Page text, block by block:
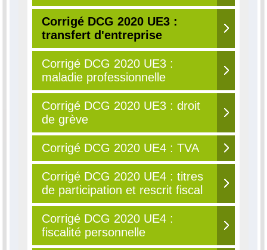
Corrigé DCG 2020 UE3 :
transfert d'entreprise
Corrigé DCG 2020 UE3 :
maladie professionnelle
Corrigé DCG 2020 UE3 : droit
de grève
Corrigé DCG 2020 UE4 : TVA
Corrigé DCG 2020 UE4 : titres
de participation et rescrit fiscal
Corrigé DCG 2020 UE4 :
fiscalité personnelle